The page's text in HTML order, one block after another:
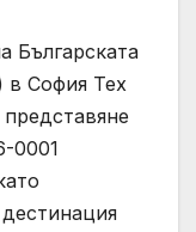
Българската
в София Тех
0001